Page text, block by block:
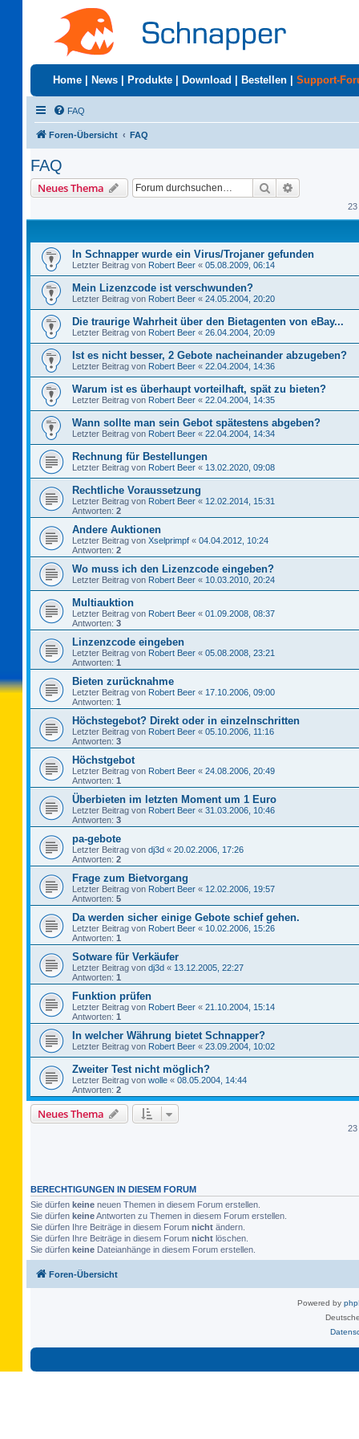
Home News Produkte Download Bestellen Support-
FAQ
Foren-Übersicht FAQ
FAQ
Neues Thema Suche
23
In Schnapper wurde ein Virus/Trojaner gefunden
Letzter Beitrag von Robert Beer « 05.08.2009, 06:14
Mein Lizenzcode ist verschwunden?
Letzter Beitrag von Robert Beer « 24.05.2004, 20:20
Die traurige Wahrheit über den Bietagenten von eBay...
Letzter Beitrag von Robert Beer « 26.04.2004, 20:09
Ist es nicht besser, 2 Gebote nacheinander abzugeben?
Letzter Beitrag von Robert Beer « 22.04.2004, 14:36
Warum ist es überhaupt vorteilhaft, spät zu bieten?
Letzter Beitrag von Robert Beer « 22.04.2004, 14:35
Wann sollte man sein Gebot spätestens abgeben?
Letzter Beitrag von Robert Beer « 22.04.2004, 14:34
Rechnung für Bestellungen
Letzter Beitrag von Robert Beer « 13.02.2020, 09:08
Rechtliche Voraussetzung
Letzter Beitrag von Robert Beer « 12.02.2014, 15:31
Antworten: 2
Andere Auktionen
Letzter Beitrag von Xselprimpf « 04.04.2012, 10:24
Antworten: 2
Wo muss ich den Lizenzcode eingeben?
Letzter Beitrag von Robert Beer « 10.03.2010, 20:24
Multiauktion
Letzter Beitrag von Robert Beer « 01.09.2008, 08:37
Antworten: 3
Linzenzcode eingeben
Letzter Beitrag von Robert Beer « 05.08.2008, 23:21
Antworten: 1
Bieten zurücknahme
Letzter Beitrag von Robert Beer « 17.10.2006, 09:00
Antworten: 1
Höchstegebot? Direkt oder in einzelnschritten
Letzter Beitrag von Robert Beer « 05.10.2006, 11:16
Antworten: 3
Höchstgebot
Letzter Beitrag von Robert Beer « 24.08.2006, 20:49
Antworten: 1
Überbieten im letzten Moment um 1 Euro
Letzter Beitrag von Robert Beer « 31.03.2006, 10:46
Antworten: 3
pa-gebote
Letzter Beitrag von dj3d « 20.02.2006, 17:26
Antworten: 2
Frage zum Bietvorgang
Letzter Beitrag von Robert Beer « 12.02.2006, 19:57
Antworten: 5
Da werden sicher einige Gebote schief gehen.
Letzter Beitrag von Robert Beer « 10.02.2006, 15:26
Antworten: 1
Sotware für Verkäufer
Letzter Beitrag von dj3d « 13.12.2005, 22:27
Antworten: 1
Funktion prüfen
Letzter Beitrag von Robert Beer « 21.10.2004, 15:14
Antworten: 1
In welcher Währung bietet Schnapper?
Letzter Beitrag von Robert Beer « 23.09.2004, 10:02
Zweiter Test nicht möglich?
Letzter Beitrag von wolle « 08.05.2004, 14:44
Antworten: 2
Neues Thema
23
BERECHTIGUNGEN IN DIESEM FORUM
Sie dürfen keine neuen Themen in diesem Forum erstellen.
Sie dürfen keineAntworten zu Themen in diesem Forum erstellen.
Sie dürfen Ihre Beiträge in diesem Forum nicht ändern.
Sie dürfen Ihre Beiträge in diesem Forum nicht löschen.
Sie dürfen keine Dateianhänge in diesem Forum erstellen.
Foren-Übersicht
Powered by